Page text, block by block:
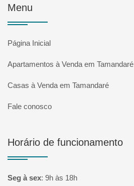
Menu
Página Inicial
Apartamentos à Venda em Tamandaré
Casas à Venda em Tamandaré
Fale conosco
Horário de funcionamento
Seg à sex: 9h às 18h